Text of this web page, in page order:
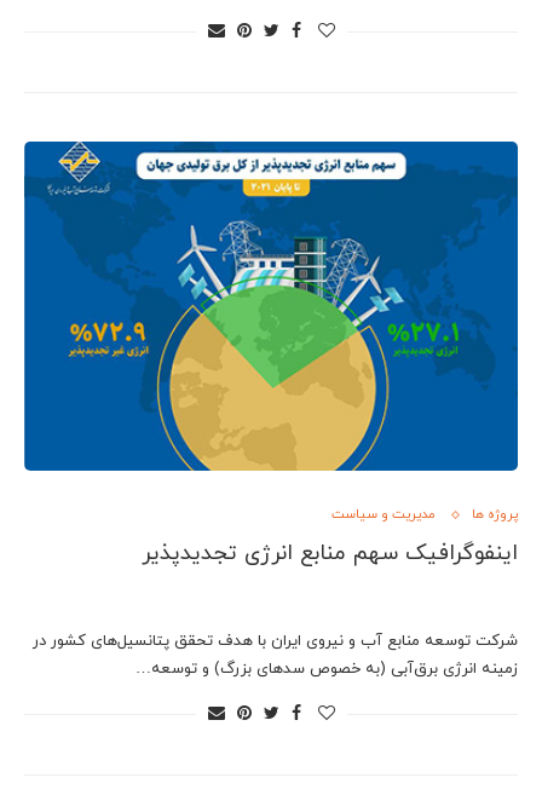
پروژه ها مدیریت و سیاست
اینفوگرافیک سهم منابع انرژی تجدیدپذیر
شرکت توسعه منابع آب و نیروی ایران با هدف تحقق پتانسیل‌های کشور در
زمینه انرژی برق‌آبی (به خصوص سدهای بزرگ) و توسعه…